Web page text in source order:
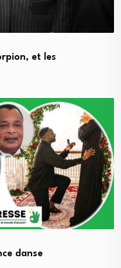
et les
danse